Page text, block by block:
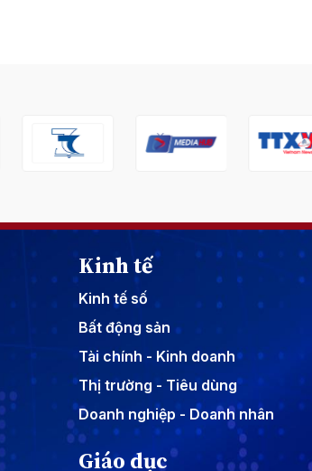
Kinh tế
Kinh tế số
Bất động sản
Tài chính - Kinh doanh
Thị trường - Tiêu dùng
Doanh nghiệp - Doanh nhân
Giáo dục